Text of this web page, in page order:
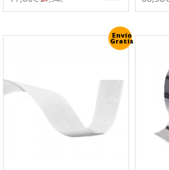
Envío
Gratis